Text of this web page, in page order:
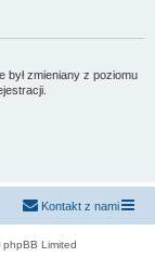
był zmieniany z poziomu
Kontakt z nami
Limited